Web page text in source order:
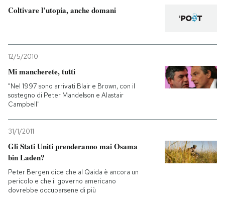
Entra
Coltivare l’utopia, anche domani
12/5/2010
Mi mancherete, tutti
"Nel 1997 sono arrivati Blair e Brown, con il
sostegno di Peter Mandelson e Alastair
Campbell"
31/1/2011
Gli Stati Uniti prenderanno mai Osama
bin Laden?
Peter Bergen dice che al Qaida è ancora un
pericolo e che il governo americano
dovrebbe occuparsene di più